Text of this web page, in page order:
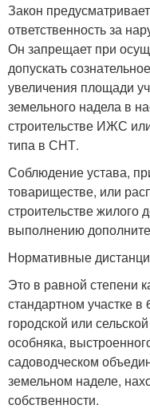
Закон
ответственность за
Он запрещает при
допускать
увеличения площади
земельного надела в
строительстве ИЖС
типа в СНТ.
Соблюдение устава,
товариществе, или
строительстве жилого
выполнению
Нормативные
Это в равной степени
стандартном участке в
городской или
особняка,
садоводческом
земельном наделе,
собственности.